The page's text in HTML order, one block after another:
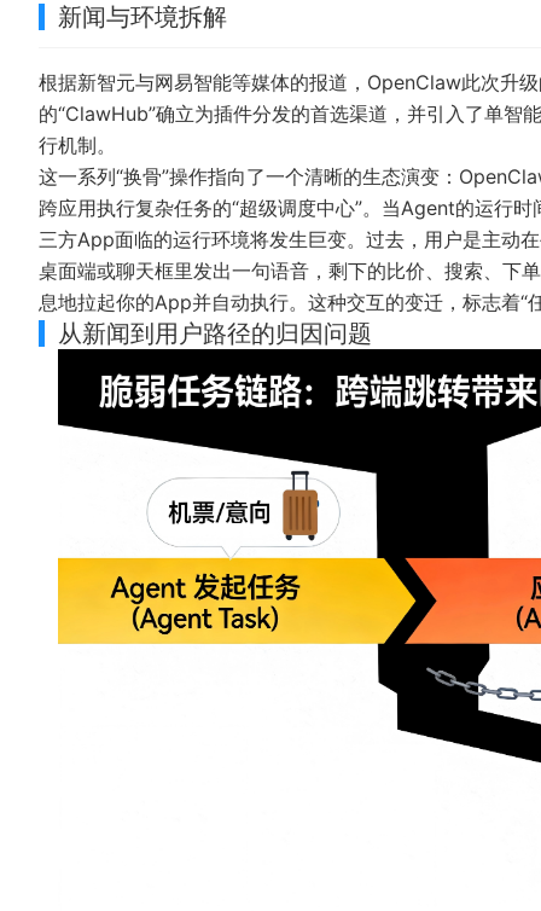
新闻与环境拆解
根据新智元与网易智能等媒体的报道，OpenClaw此次升
的“ClawHub”确立为插件分发的首选渠道，并引入了单
行机制。
这一系列“换骨”操作指向了一个清晰的生态演变：
跨应用执行复杂任务的“超级调度中心”。当Agent的运行
三方App面临的运行环境将发生巨变。过去，用户是主动
桌面端或聊天框里发出一句语音，剩下的比价、搜索、
息地拉起你的App并自动执行。这种交互的变迁，标志着“
从新闻到用户路径的归因问题